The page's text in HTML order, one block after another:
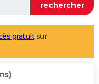
gratuitsur